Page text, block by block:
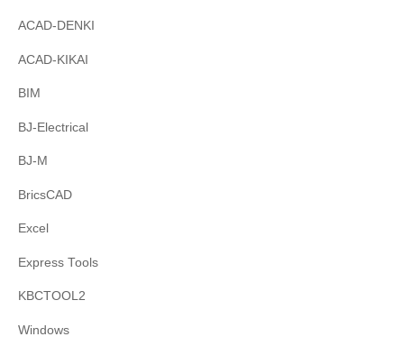
ACAD-DENKI
ACAD-KIKAI
BIM
BJ-Electrical
BJ-M
BricsCAD
Excel
Express Tools
KBCTOOL2
Windows